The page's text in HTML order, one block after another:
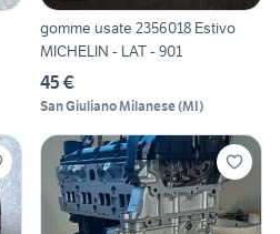
gomme usate 2356018 Estivo
MICHELIN - LAT - 901
45 €
San Giuliano Milanese(MI)